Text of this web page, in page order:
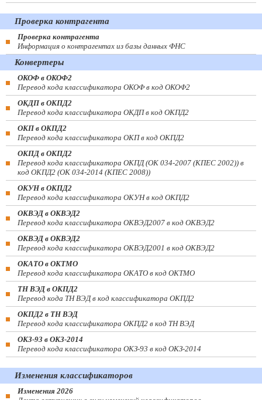
Проверка контрагента
Проверка контрагента
Информация о контрагентах из базы данных ФНС
Конвертеры
ОКОФ в ОКОФ2
Перевод кода классификатора ОКОФ в код ОКОФ2
ОКДП в ОКПД2
Перевод кода классификатора ОКДП в код ОКПД2
ОКП в ОКПД2
Перевод кода классификатора ОКП в код ОКПД2
ОКПД в ОКПД2
Перевод кода классификатора ОКПД (ОК 034-2007 (КПЕС 2002)) в
код ОКПД2 (ОК 034-2014 (КПЕС 2008))
ОКУН в ОКПД2
Перевод кода классификатора ОКУН в код ОКПД2
ОКВЭД в ОКВЭД2
Перевод кода классификатора ОКВЭД2007 в код ОКВЭД2
ОКВЭД в ОКВЭД2
Перевод кода классификатора ОКВЭД2001 в код ОКВЭД2
ОКАТО в ОКТМО
Перевод кода классификатора ОКАТО в код ОКТМО
ТН ВЭД в ОКПД2
Перевод кода ТН ВЭД в код классификатора ОКПД2
ОКПД2 в ТН ВЭД
Перевод кода классификатора ОКПД2 в код ТН ВЭД
ОКЗ-93 в ОКЗ-2014
Перевод кода классификатора ОКЗ-93 в код ОКЗ-2014
Изменения классификаторов
Изменения 2026